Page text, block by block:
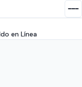
en Línea